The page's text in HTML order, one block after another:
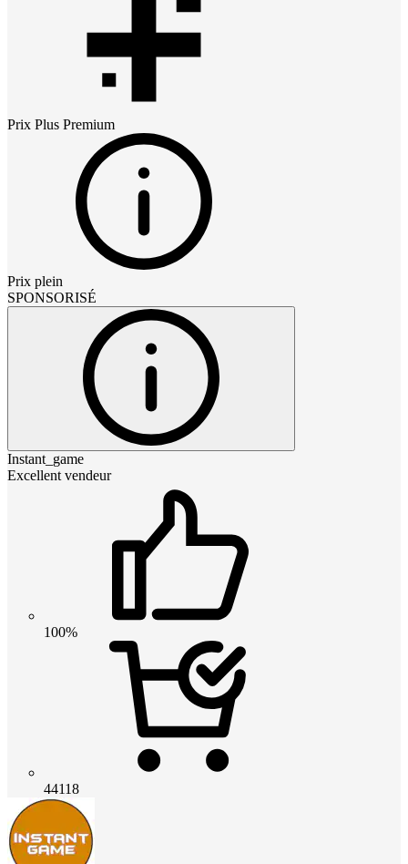
Prix Plus Premium
Prix plein
SPONSORISÉ
Instant_game
Excellent vendeur
100%
44118